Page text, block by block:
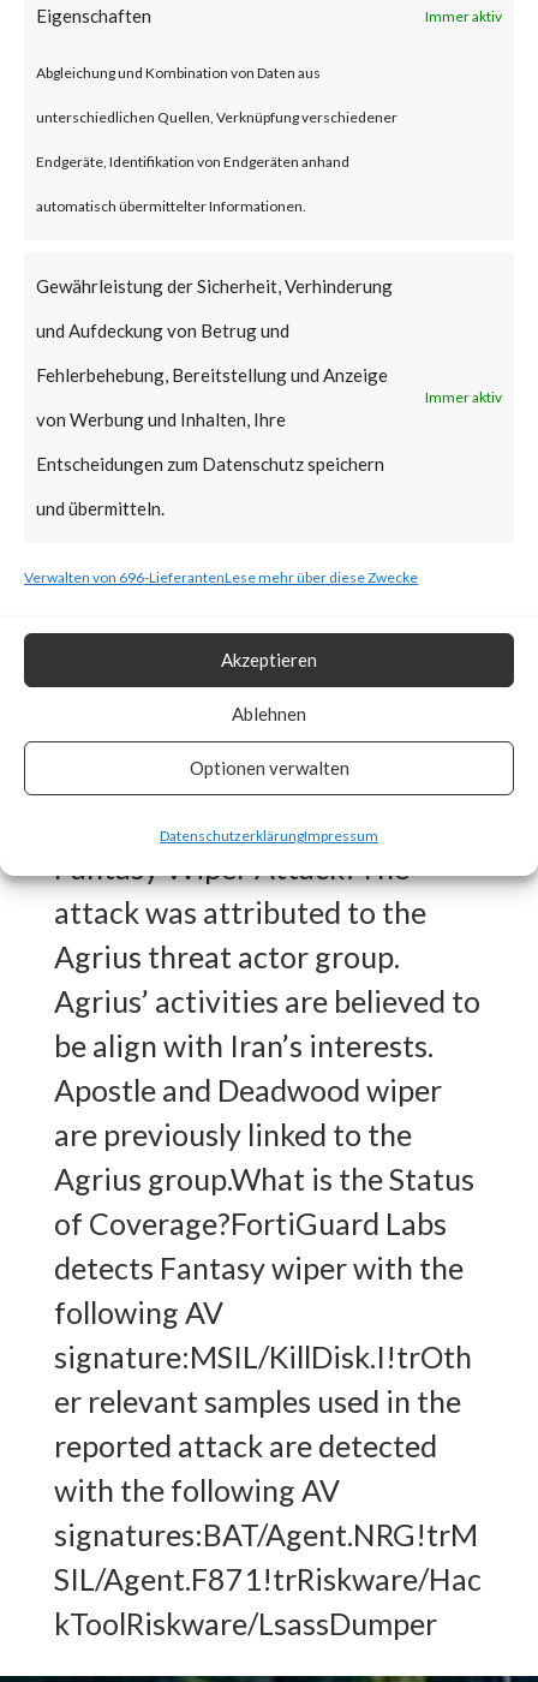
Eigenschaften Immer aktiv
Abgleichung und Kombination von Daten aus
unterschiedlichen Quellen, Verknüpfung verschiedener
Endgeräte, Identifikation von Endgeräten anhand
automatisch übermittelter Informationen.
Gewährleistung der Sicherheit, Verhinderung
und Aufdeckung von Betrug und
Fehlerbehebung, Bereitstellung und Anzeige
von Werbung und Inhalten, Ihre
Entscheidungen zum Datenschutz speichern
und übermitteln.
Immer aktiv
Verwalten von 696-LieferantenLese mehr über diese Zwecke
Akzeptieren
Ablehnen
Optionen verwalten
DatenschutzerklärungImpressum
Fantasy wiper is a destructive
malware that overwrites and
deletes files on compromised
machines. Fantasy wiper was
reportedly executed using a
malware named “Sandals”.
Sandals malware leverages
credentials and hostnames
collected by the threat actor
prior to the deployment of
Sandals and Fantasy for lateral
deletes Windows event logs, all
files in system drive and file
system cache memory and
overwrites the Master Boot
Record (MBR).Who is behind the
Fantasy Wiper Attack?The
attack was attributed to the
Agrius threat actor group.
Agrius’ activities are believed to
be align with Iran’s interests.
Apostle and Deadwood wiper
are previously linked to the
Agrius group.What is the Status
of Coverage?FortiGuard Labs
detects Fantasy wiper with the
following AV
signature:MSIL/KillDisk.I!trOth
er relevant samples used in the
reported attack are detected
with the following AV
signatures:BAT/Agent.NRG!trM
SIL/Agent.F871!trRiskware/Hac
kToolRiskware/LsassDumper